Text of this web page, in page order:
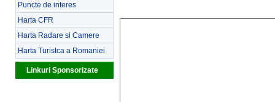
Puncte de interes
Harta CFR
Harta Radare si Camere
Harta Turistca a Romaniei
Linkuri Sponsorizate